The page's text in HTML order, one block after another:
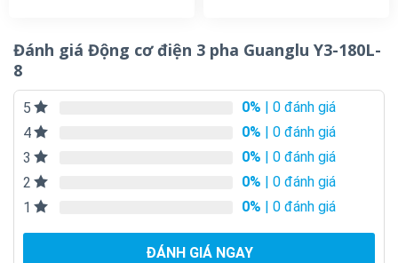
Đánh giá Động cơ điện 3 pha Guanglu Y3-180L-
8
5 0% | 0 đánh giá
4
0% | 0 đánh giá
3
0% | 0 đánh giá
2
0% | 0 đánh giá
1
0% | 0 đánh giá
ĐÁNH GIÁ NGAY